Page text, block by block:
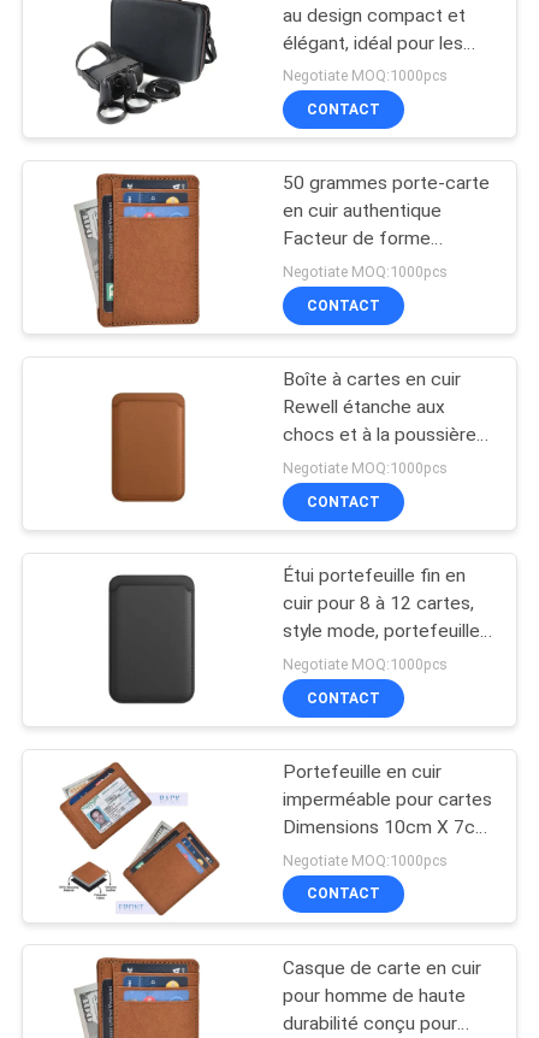
PRIVACY
POLICYSacs à verrouiller
Sacs de banque de
134
Sac de lavage
d'article de toilette
Non sac à
provisions de textile
tissé
au design compact et
élégant, idéal pour les
professionnels à la
recherche de solutions
de transport de cartes
Negotiate MOQ:1000pcs
CONTACT
50 grammes porte-carte
en cuir authentique
Facteur de forme
régulier Organisateur
léger et élégant Idéal
pour les professionnels
Negotiate MOQ:1000pcs
CONTACT
Boîte à cartes en cuir
Rewell étanche aux
chocs et à la poussière
Emballage élégant
adapté aux dirigeants et
aux événements
Negotiate MOQ:1000pcs
CONTACT
Étui portefeuille fin en
cuir pour 8 à 12 cartes,
style mode, portefeuille
compact avec plusieurs
fentes pour cartes et
ajustement sûr
Negotiate MOQ:1000pcs
CONTACT
Portefeuille en cuir
imperméable pour cartes
Dimensions 10cm X 7cm
X 1.5cm Fabriqué pour
organiser les cartes et
l'argent en toute sécurité
Negotiate MOQ:1000pcs
CONTACT
Casque de carte en cuir
pour homme de haute
durabilité conçu pour